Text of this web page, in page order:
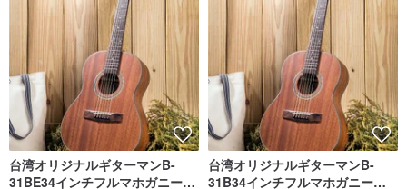
台湾オリジナルギターマンB-
31BE34インチフルマホガニー表
台湾オリジナルギターマンB-
31B34インチフルマホガニー表